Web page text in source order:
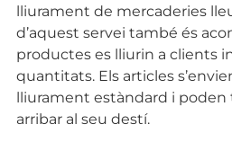
lliurament de mercaderies
d’aquest servei també és
productes es lliurin a clients
quantitats. Els articles
lliurament estàndard i poden
arribar al seu destí.